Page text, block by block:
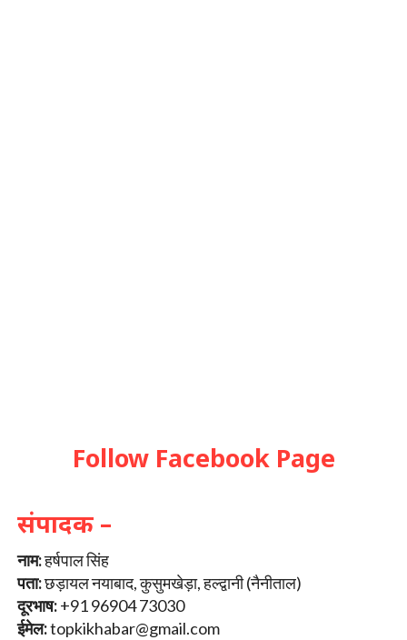
Follow Facebook Page
संपादक –
नाम:हर्षपाल सिंह
पता:छड़ायल नयाबाद, कुसुमखेड़ा, हल्द्वानी (नैनीताल)
दूरभाष:+91 96904 73030
ईमेल:topkikhabar@gmail.com